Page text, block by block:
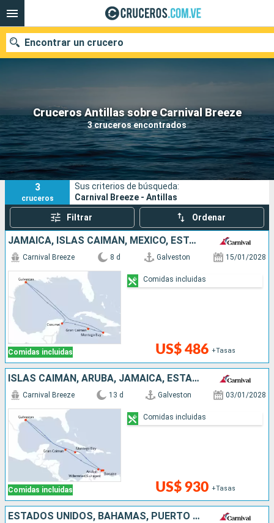
Cruceros Antillas sobre Carnival Breeze
3 cruceros encontrados
Encontrar un crucero
Nuestros destinos
Fecha de salida
Puertos Compañías
Buscar
3
cruceros
Sus criterios de búsqueda:
Carnival Breeze - Antillas
Filtrar Ordenar
JAMAICA, ISLAS CAIMÁN, MÉXICO, ESTADOS UNIDOS
Comidas incluidas
Carnival Breeze 8 d Galveston 15/01/2028
US$ 486 +Tasas
Comidas incluidas
ISLAS CAIMÁN, ARUBA, JAMAICA, ESTADOS UNIDOS
Comidas incluidas
Carnival Breeze 13 d Galveston 03/01/2028
US$ 930 +Tasas
Comidas incluidas
ESTADOS UNIDOS, BAHAMAS, PUERTO RICO, ANTIGUA Y BARBUDA, SAN MARTÍN, JAMAICA